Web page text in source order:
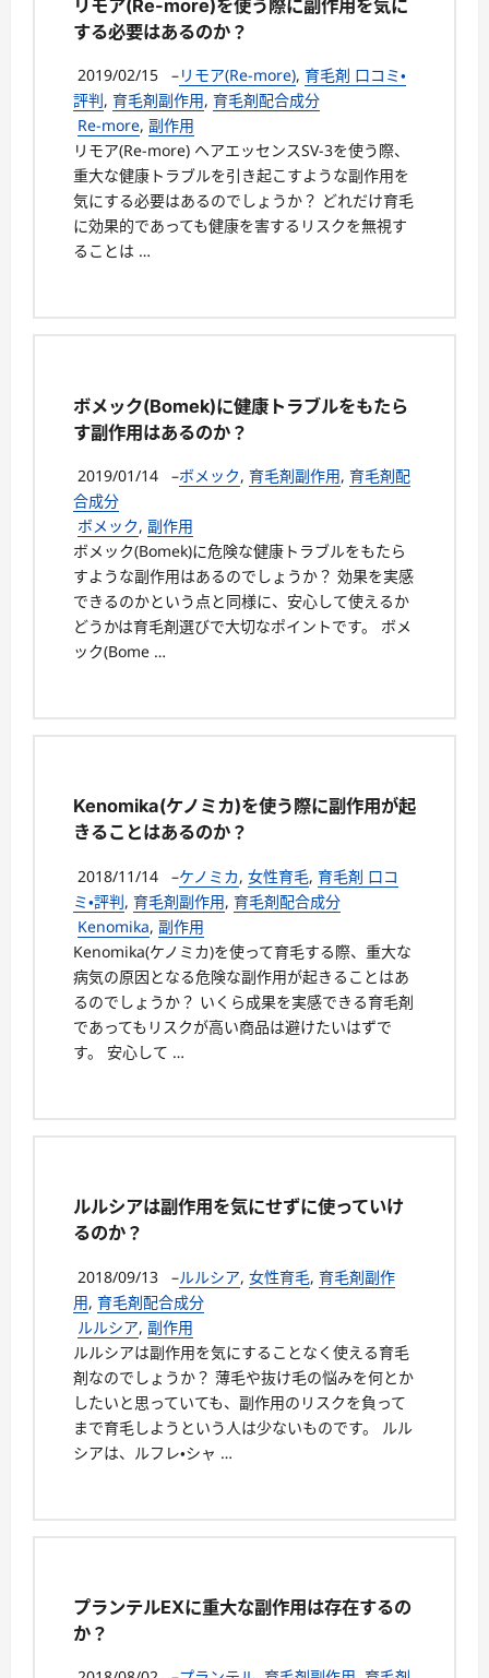
リモア(Re-more)を使う際に副作用を気に
する必要はあるのか？
2019/02/15 –リモア(Re-more), 育毛剤 口コミ・
評判, 育毛剤副作用, 育毛剤配合成分
Re-more, 副作用
リモア(Re-more) ヘアエッセンスSV-3を使う際、
重大な健康トラブルを引き起こすような副作用を
気にする必要はあるのでしょうか？ どれだけ育毛
に効果的であっても健康を害するリスクを無視す
ることは …
ボメック(Bomek)に健康トラブルをもたら
す副作用はあるのか？
2019/01/14 –ボメック, 育毛剤副作用, 育毛剤配
合成分
ボメック, 副作用
ボメック(Bomek)に危険な健康トラブルをもたら
すような副作用はあるのでしょうか？ 効果を実感
できるのかという点と同様に、安心して使えるか
どうかは育毛剤選びで大切なポイントです。 ボメ
ック(Bome …
Kenomika(ケノミカ)を使う際に副作用が起
きることはあるのか？
2018/11/14 –ケノミカ, 女性育毛, 育毛剤 口コ
ミ・評判, 育毛剤副作用, 育毛剤配合成分
Kenomika, 副作用
Kenomika(ケノミカ)を使って育毛する際、重大な
病気の原因となる危険な副作用が起きることはあ
るのでしょうか？ いくら成果を実感できる育毛剤
であってもリスクが高い商品は避けたいはずで
す。 安心して …
ルルシアは副作用を気にせずに使っていけ
るのか？
2018/09/13 –ルルシア, 女性育毛, 育毛剤副作
用, 育毛剤配合成分
ルルシア, 副作用
ルルシアは副作用を気にすることなく使える育毛
剤なのでしょうか？ 薄毛や抜け毛の悩みを何とか
したいと思っていても、副作用のリスクを負って
まで育毛しようという人は少ないものです。 ルル
シアは、ルフレ・シャ …
プランテルEXに重大な副作用は存在するの
か？